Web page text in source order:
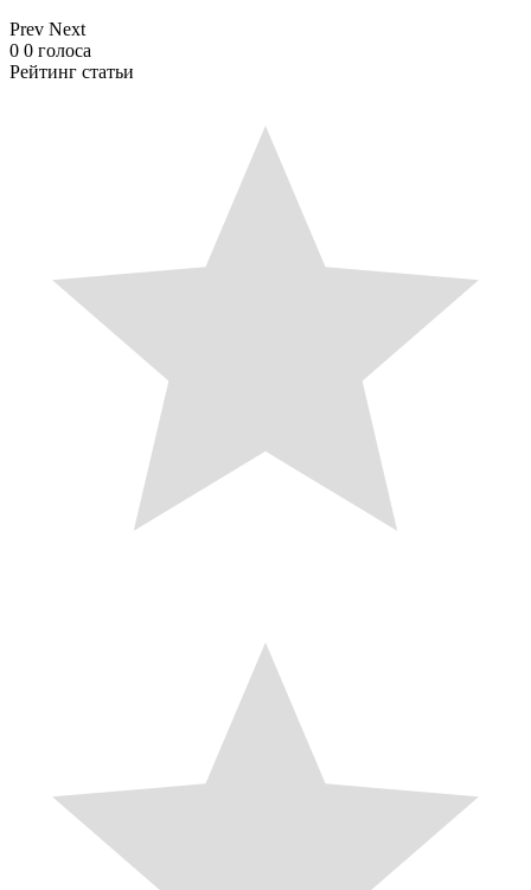
Prev Next
0 0 голоса
Рейтинг статьи